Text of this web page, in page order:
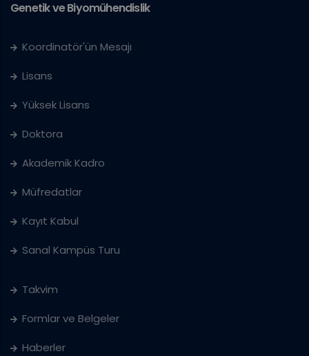
Genetik ve Biyomühendislik
Koordinatör'ün Mesajı
Lisans
Yüksek Lisans
Doktora
Akademik Kadro
Müfredatlar
Kayıt Kabul
Sanal Kampüs Turu
Takvim
Formlar ve Belgeler
Haberler